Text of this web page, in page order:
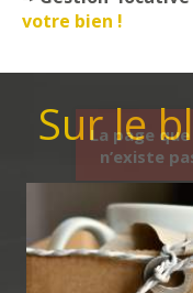
votre bien !
Sur le